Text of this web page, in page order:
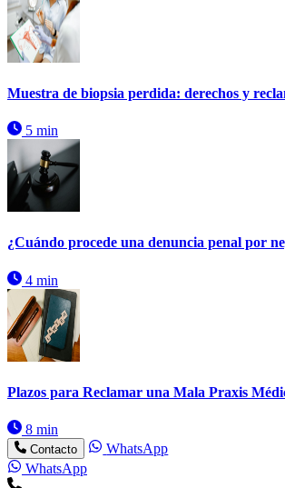
Muestra de biopsia perdida: derechos y
5 min
¿Cuándo procede una denuncia penal por
4 min
Plazos para Reclamar una Mala Praxis
8 min
Contacto
WhatsApp
WhatsApp